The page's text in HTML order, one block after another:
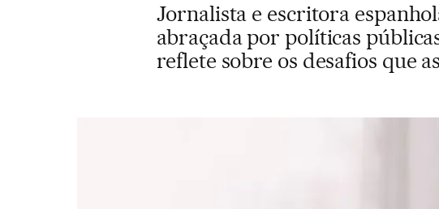
Jornalista e escritora
abraçada por políticas
reflete sobre os desafios que